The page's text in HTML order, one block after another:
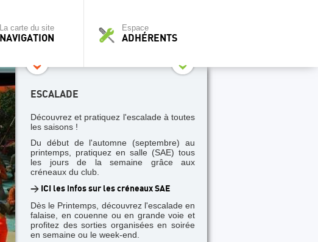
La carte du site
NAVIGATION
Espace
ADHÉRENTS
ESCALADE
Découvrez et pratiquez l'escalade à toutes
les saisons !
Du début de l'automne (septembre) au
printemps, pratiquez en salle (SAE) tous
les jours de la semaine grâce aux
créneaux du club.
> ICI les infos sur les créneaux SAE
Dès le Printemps, découvrez l'escalade en
falaise, en couenne ou en grande voie et
profitez des sorties organisées en soirée
en semaine ou le week-end.